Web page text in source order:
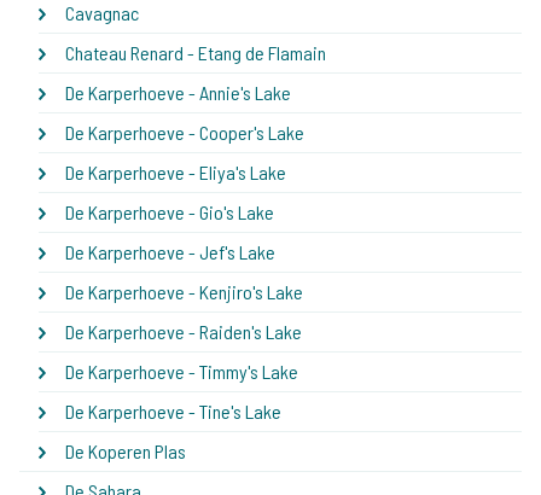
Cavagnac
Chateau Renard - Etang de Flamain
De Karperhoeve - Annie's Lake
De Karperhoeve - Cooper's Lake
De Karperhoeve - Eliya's Lake
De Karperhoeve - Gio's Lake
De Karperhoeve - Jef's Lake
De Karperhoeve - Kenjiro's Lake
De Karperhoeve - Raiden's Lake
De Karperhoeve - Timmy's Lake
De Karperhoeve - Tine's Lake
De Koperen Plas